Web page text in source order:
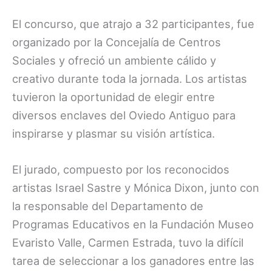
El concurso, que atrajo a 32 participantes, fue
organizado por la Concejalía de Centros
Sociales y ofreció un ambiente cálido y
creativo durante toda la jornada. Los artistas
tuvieron la oportunidad de elegir entre
diversos enclaves del Oviedo Antiguo para
inspirarse y plasmar su visión artística.
El jurado, compuesto por los reconocidos
artistas Israel Sastre y Mónica Dixon, junto con
la responsable del Departamento de
Programas Educativos en la Fundación Museo
Evaristo Valle, Carmen Estrada, tuvo la difícil
tarea de seleccionar a los ganadores entre las